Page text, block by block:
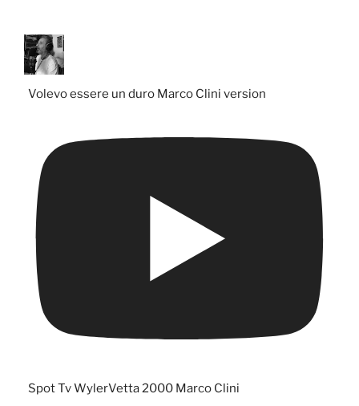
Volevo essere un duro Marco Clini version
Spot Tv WylerVetta 2000 Marco Clini